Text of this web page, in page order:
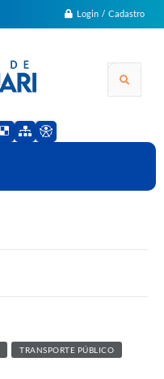
Login / Cadastro
TRANSPORTE PÚBLICO